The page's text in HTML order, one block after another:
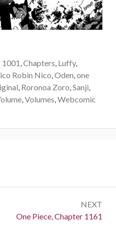
1001,Chapters, Luffy,
Robin Nico,Oden,one
, Roronoa Zoro,Sanji,
,Volumes,Webcomic
NEXT
Next:
One Piece, Chapter 1161